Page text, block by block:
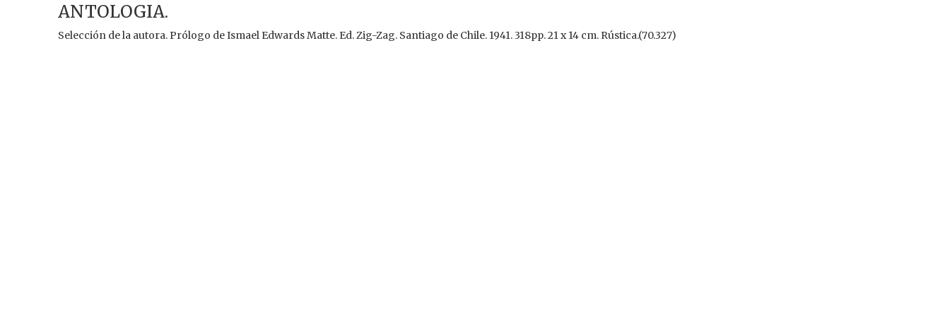
ANTOLOGIA.
Selección de la autora. Prólogo de Ismael Edwards Matte. Ed. Zig-Zag. Santiago de Chile. 1941. 318pp. 21 x 14 cm. Rústica.(70.327)